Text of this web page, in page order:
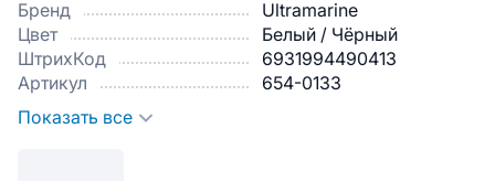
Бренд
Ultramarine
Цвет
Белый / Чёрный
ШтрихКод
6931994490413
Артикул
654-0133
Показать все